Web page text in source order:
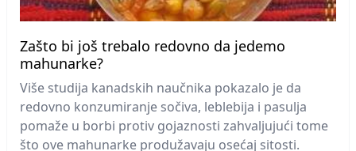
Zašto bi još trebalo redovno da jedemo
mahunarke?
Više studija kanadskih naučnika pokazalo je da
redovno konzumiranje sočiva, leblebija i pasulja
pomaže u borbi protiv gojaznosti zahvaljujući tome
što ove mahunarke produžavaju osećaj sitosti.